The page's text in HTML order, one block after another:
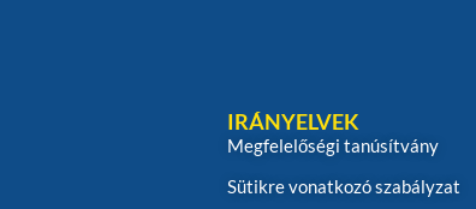
IRÁNYELVEK
Megfelelőségi tanúsítvány
Sütikre vonatkozó szabályzat